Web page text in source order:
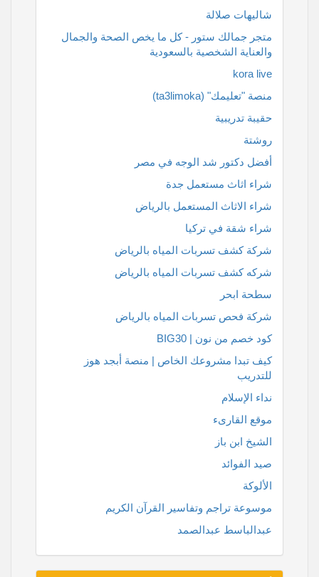
شاليهات صلالة
متجر جمالك ستور - كل ما يخص الصحة والجمال
والعناية الشخصية بالسعودية
kora live
منصة "تعليمك" (ta3limoka)
حقيبة تدريبية
روشتة
أفضل دكتور شد الوجه في مصر
شراء اثاث مستعمل جدة
شراء الاثاث المستعمل بالرياض
شراء شقة في تركيا
شركة كشف تسربات المياه بالرياض
شركه كشف تسربات المياه بالرياض
سطحة ابحر
شركة فحص تسربات المياه بالرياض
كود خصم من نون | BIG30
كيف تبدا مشروعك الخاص | منصة أبجد هوز
للتدريب
نداء الإسلام
موقع القارىء
الشيخ ابن باز
صيد الفوائد
الألوكة
موسوعة تراجم وتفاسير القرآن الكريم
عبدالباسط عبدالصمد